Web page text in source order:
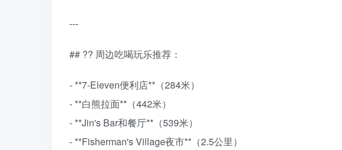
---
## ?️? 周边吃喝玩乐推荐：
- **7-Eleven便利店**（284米）
- **白熊拉面**（442米）
- **Jin's Bar和餐厅**（539米）
- **Fisherman's Village夜市**（2.5公里）